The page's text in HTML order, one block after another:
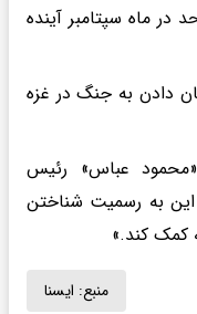
ماه سپتامبر آینده
دادن به جنگ در غزه
عباس» رئیس
این به رسمیت شناختن
کمک کند.»
منبع: ايسنا